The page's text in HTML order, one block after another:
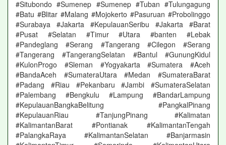
#Situbondo #Sumenep #Sumenep #Tuban #Tulungagung
#Batu #Blitar #Malang #Mojokerto #Pasuruan #Probolinggo
#Surabaya #Jakarta #KepulauanSeribu #Jakarta #Barat
#Pusat #Selatan #Timur #Utara #banten #Lebak
#Pandeglang #Serang #Tangerang #Cilegon #Serang
#Tangerang #TangerangSelatan #Bantul #GunungKidul
#KulonProgo #Sleman #Yogyakarta #Sumatera #Aceh
#BandaAceh #SumateraUtara #Medan #SumateraBarat
#Padang #Riau #Pekanbaru #Jambi #SumateraSelatan
#Palembang #Bengkulu #Lampung #BandarLampung
#KepulauanBangkaBelitung #PangkalPinang
#KepulauanRiau #TanjungPinang #Kalimatan
#KalimantanBarat #Pontianak #KalimantanTengah
#PalangkaRaya #KalimantanSelatan #Banjarmasin